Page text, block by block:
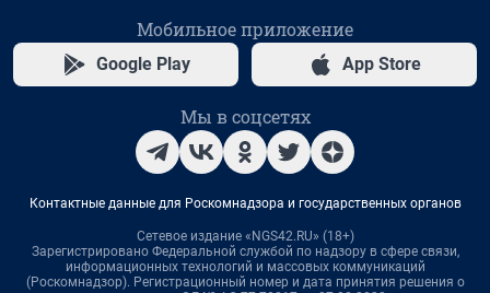
Мобильное приложение
Google Play App Store
Мы в соцсетях
Контактные данные для Роскомнадзора и государственных органов
Сетевое издание «NGS42.RU» (18+)
Зарегистрировано Федеральной службой по надзору в сфере связи,
информационных технологий и массовых коммуникаций
(Роскомнадзор). Регистрационный номер и дата принятия решения о